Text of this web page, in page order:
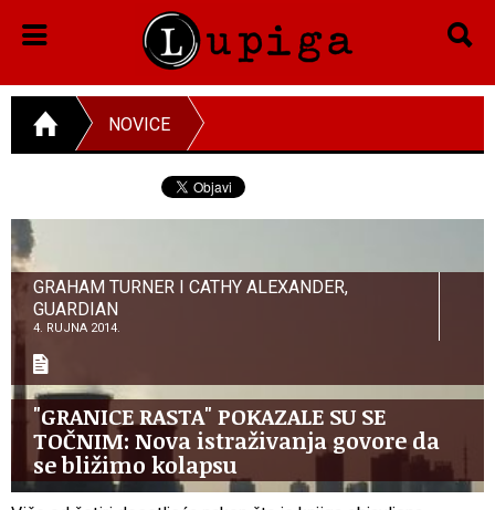
NOVICE
GRAHAM TURNER I CATHY ALEXANDER,
GUARDIAN
4. RUJNA 2014.
"GRANICE RASTA" POKAZALE SU SE
TOČNIM: Nova istraživanja govore da
se bližimo kolapsu